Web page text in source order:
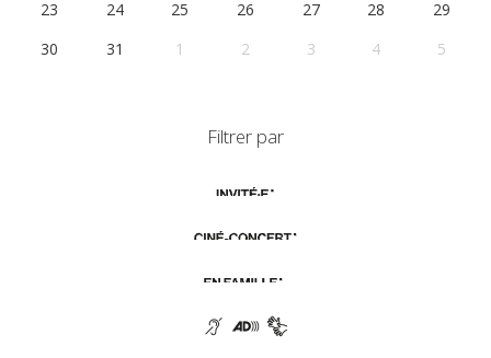
23
24 25 26 27 28
29
30
31 1 2 3 4 5
Filtrer par